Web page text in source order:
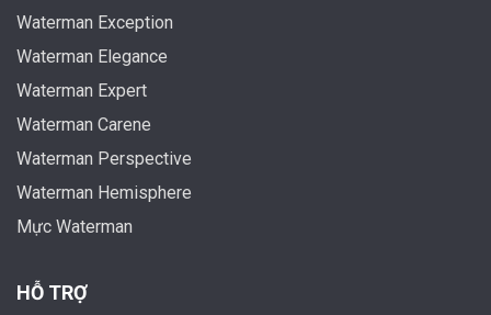
Waterman Exception
Waterman Elegance
Waterman Expert
Waterman Carene
Waterman Perspective
Waterman Hemisphere
Mực Waterman
HỖ TRỢ